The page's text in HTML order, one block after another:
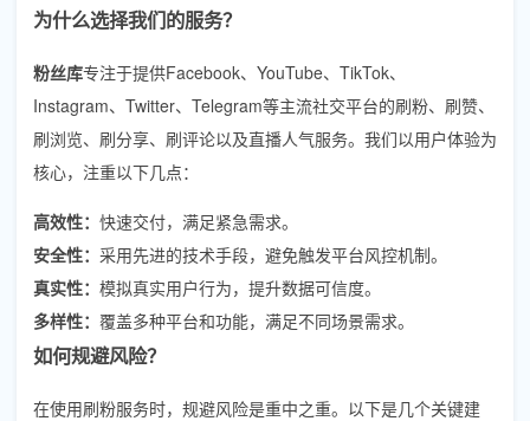
为什么选择我们的服务？
粉丝库专注于提供Facebook、YouTube、TikTok、
Instagram、Twitter、Telegram等主流社交平台的刷粉、刷赞、
刷浏览、刷分享、刷评论以及直播人气服务。我们以用户体验为
核心，注重以下几点：
高效性： 快速交付，满足紧急需求。
安全性： 采用先进的技术手段，避免触发平台风控机制。
真实性： 模拟真实用户行为，提升数据可信度。
多样性： 覆盖多种平台和功能，满足不同场景需求。
如何规避风险？
在使用刷粉服务时，规避风险是重中之重。以下是几个关键建